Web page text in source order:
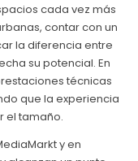
cada vez más
contar con un
la diferencia entre
su potencial. En
técnicas
que la experiencia
el tamaño.
y en